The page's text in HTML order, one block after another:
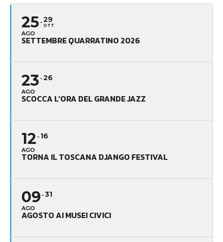
25
AGO
29
OTT
SETTEMBRE QUARRATINO 2026
23
AGO
26
SCOCCA L’ORA DEL GRANDE JAZZ
12
AGO
16
TORNA IL TOSCANA DJANGO FESTIVAL
09
AGO
31
AGOSTO AI MUSEI CIVICI